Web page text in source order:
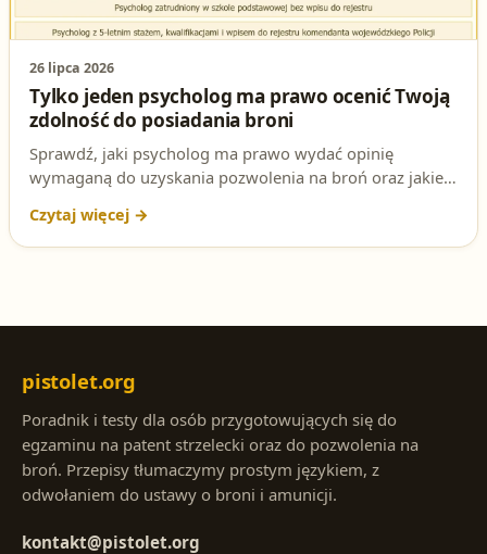
26 lipca 2026
Tylko jeden psycholog ma prawo ocenić Twoją
zdolność do posiadania broni
Sprawdź, jaki psycholog ma prawo wydać opinię
wymaganą do uzyskania pozwolenia na broń oraz jakie
amunicji.
pistolet.org
Poradnik i testy dla osób przygotowujących się do
egzaminu na patent strzelecki oraz do pozwolenia na
broń. Przepisy tłumaczymy prostym językiem, z
odwołaniem do ustawy o broni i amunicji.
kontakt@pistolet.org